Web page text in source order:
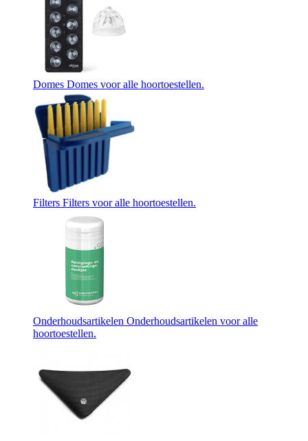
Domes Domes voor alle hoortoestellen.
Filters Filters voor alle hoortoestellen.
Onderhoudsartikelen Onderhoudsartikelen voor alle
hoortoestellen.